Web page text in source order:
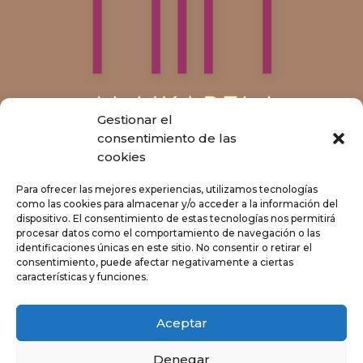
Gestionar el
consentimiento de las
cookies
Para ofrecer las mejores experiencias, utilizamos tecnologías
como las cookies para almacenar y/o acceder a la información del
dispositivo. El consentimiento de estas tecnologías nos permitirá
procesar datos como el comportamiento de navegación o las
identificaciones únicas en este sitio. No consentir o retirar el
consentimiento, puede afectar negativamente a ciertas
características y funciones.
Aceptar
Denegar
Política de privacidad
Política de cookies